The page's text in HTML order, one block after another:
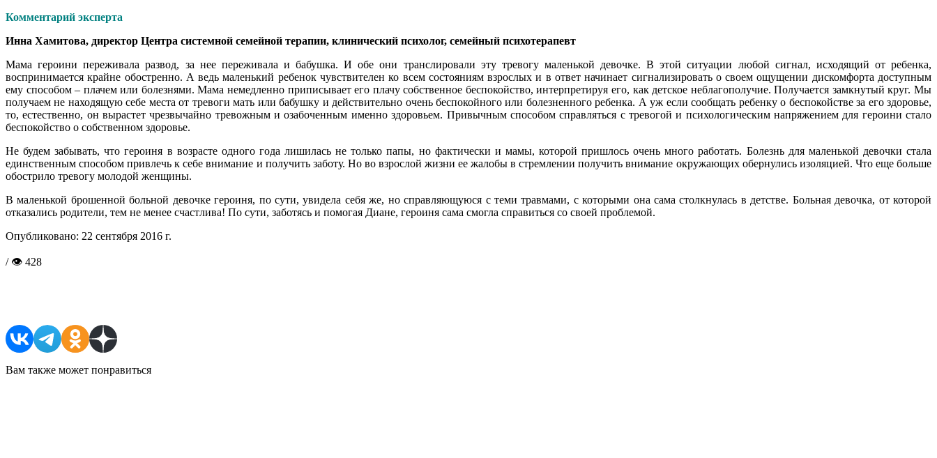
Комментарий эксперта
Инна Хамитова, директор Центра системной семейной терапии, клинический психолог, семейный психотерапевт
Мама героини переживала развод, за нее переживала и бабушка. И обе они транслировали эту тревогу маленькой девочке. В этой ситуации любой сигнал, исходящий от ребенка,
воспринимается крайне обостренно. А ведь маленький ребенок чувствителен ко всем состояниям взрослых и в ответ начинает сигнализировать о своем ощущении дискомфорта доступным
ему способом – плачем или болезнями. Мама немедленно приписывает его плачу собственное беспокойство, интерпретируя его, как детское неблагополучие. Получается замкнутый круг. Мы
получаем не находящую себе места от тревоги мать или бабушку и действительно очень беспокойного или болезненного ребенка. А уж если сообщать ребенку о беспокойстве за его здоровье,
то, естественно, он вырастет чрезвычайно тревожным и озабоченным именно здоровьем. Привычным способом справляться с тревогой и психологическим напряжением для героини стало
беспокойство о собственном здоровье.
Не будем забывать, что героиня в возрасте одного года лишилась не только папы, но фактически и мамы, которой пришлось очень много работать. Болезнь для маленькой девочки стала
единственным способом привлечь к себе внимание и получить заботу. Но во взрослой жизни ее жалобы в стремлении получить внимание окружающих обернулись изоляцией. Что еще больше
обострило тревогу молодой женщины.
В маленькой брошенной больной девочке героиня, по сути, увидела себя же, но справляющуюся с теми травмами, с которыми она сама столкнулась в детстве. Больная девочка, от которой
отказались родители, тем не менее счастлива! По сути, заботясь и помогая Диане, героиня сама смогла справиться со своей проблемой.
Опубликовано: 22 сентября 2016 г.
/ 👁 428
Вам также может понравиться